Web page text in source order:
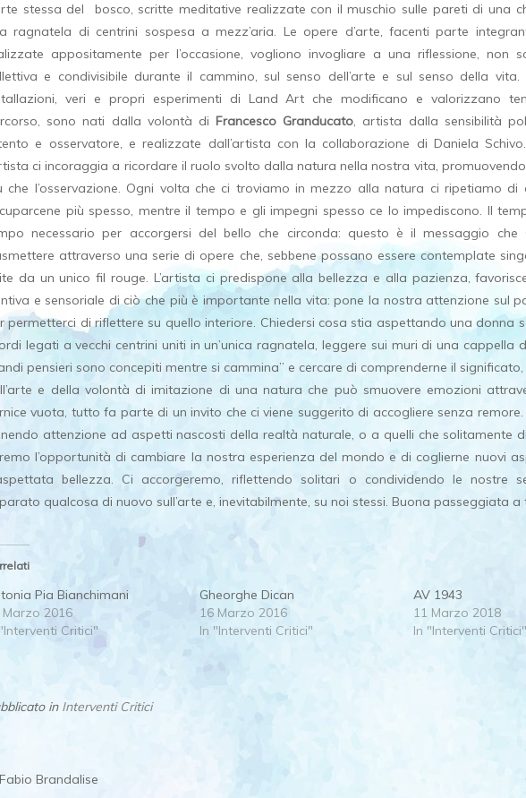
stessa del bosco, scritte meditative realizzate con il muschio sulle pareti di una
ragnatela di centrini sospesa a mezz’aria. Le opere d’arte, facenti parte
appositamente per l’occasione, vogliono invogliare a una riflessione, non
e condivisibile durante il cammino, sul senso dell’arte e sul senso della
veri e propri esperimenti di Land Art che modificano e valorizzano
sono nati dalla volontà di Francesco Granducato, artista dalla sensibilità
e osservatore, e realizzate dall’artista con la collaborazione di Daniela
ci incoraggia a ricordare il ruolo svolto dalla natura nella nostra vita,
che l’osservazione. Ogni volta che ci troviamo in mezzo alla natura ci ripetiamo di
più spesso, mentre il tempo e gli impegni spesso ce lo impediscono. Il
necessario per accorgersi del bello che circonda: questo è il messaggio che
attraverso una serie di opere che, sebbene possano essere contemplate
da un unico fil rouge. L’artista ci predispone alla bellezza e alla pazienza,
e sensoriale di ciò che più è importante nella vita: pone la nostra attenzione sul
permetterci di riflettere su quello interiore. Chiedersi cosa stia aspettando una donna
legati a vecchi centrini uniti in un’unica ragnatela, leggere sui muri di una cappella
pensieri sono concepiti mentre si cammina” e cercare di comprenderne il
e della volontà di imitazione di una natura che può smuovere emozioni
vuota, tutto fa parte di un invito che ci viene suggerito di accogliere senza
attenzione ad aspetti nascosti della realtà naturale, o a quelli che solitamente
l’opportunità di cambiare la nostra esperienza del mondo e di coglierne nuovi
bellezza. Ci accorgeremo, riflettendo solitari o condividendo le nostre
qualcosa di nuovo sull’arte e, inevitabilmente, su noi stessi. Buona passeggiata a
Pia Bianchimani
Marzo 2016
Critici"
Gheorghe Dican
16 Marzo 2016
In "Interventi Critici"
AV 1943
11 Marzo 2018
In "Interventi Critici"
in Interventi Critici
Fabio Brandalise